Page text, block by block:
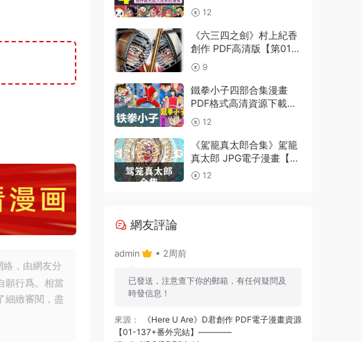
，由網友分
願行爲。相當
細緻審閱，盡
合集完結】Kindle電子漫
畫資源精品
12
《六三四之劍》村上紀香
創作 PDF高清版【第01-
24卷完結】
9
鐵拳小子四部合集漫畫
PDF格式高清資源下載
【1-4部合集完結】Kindle
電子漫畫資源精品
12
《駕籠真太郎合集》駕籠
真太郎 JPG電子漫畫【全
系完結】————
12
網友評論
admin • 2周前
已發送，注意查下你的郵箱，有任何疑問及
時發信息！
來源：
《Here U Are》D君創作 PDF電子漫畫資源
【01-137+番外完結】————